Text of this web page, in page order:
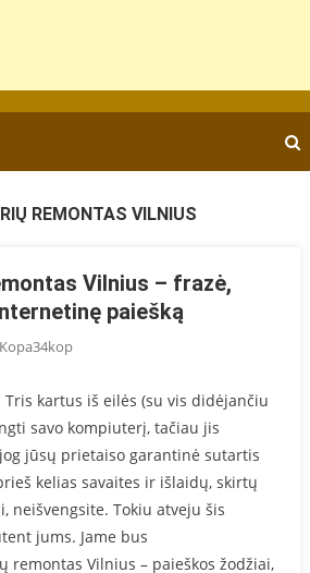
REMONTAS VILNIUS
Vilnius – frazė,
paiešką
Kopa34kop
kartus iš eilės (su vis didėjančiu
savo kompiuterį, tačiau jis
jūsų prietaiso garantinė sutartis
kelias savaites ir išlaidų, skirtų
neišvengsite. Tokiu atveju šis
jums. Jame bus
remontas Vilnius – paieškos žodžiai,